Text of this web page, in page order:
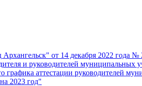
от 14 декабря 2022 года
и руководителей
графика аттестации руководителей
2023 год"